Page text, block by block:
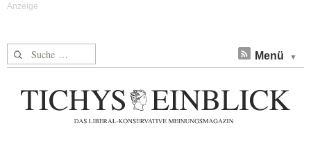
Suche nach: Menü